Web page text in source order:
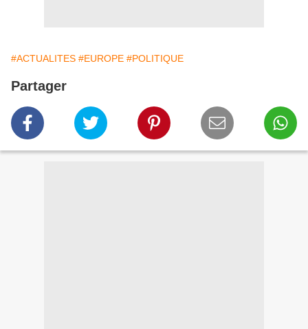
#ACTUALITES #EUROPE #POLITIQUE
Partager